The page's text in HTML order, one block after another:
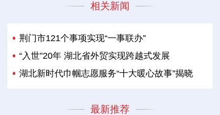
相关新闻
荆门市121个事项实现“一事联办”
“入世”20年 湖北省外贸实现跨越式发展
湖北新时代巾帼志愿服务“十大暖心故事”揭晓
最新推荐